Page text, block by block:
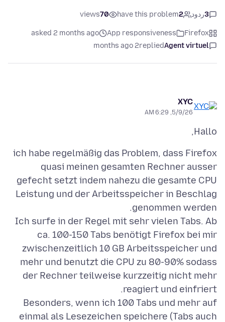
3ردود 2
have this problem
70
views
Firefox
App responsiveness
asked 2 months ago
Agent virtuel
replied
2 months ago
XYC
5/9/26, 6:29 AM
Hallo,
ich habe regelmäßig das Problem, dass Firefox
quasi meinen gesamten Rechner ausser
gefecht setzt indem nahezu die gesamte CPU
Leistung und der Arbeitsspeicher in Beschlag
Ich surfe in der Regel mit sehr vielen Tabs. Ab
ca. 100-150 Tabs benötigt Firefox bei mir
zwischenzeitlich 10 GB Arbeitsspeicher und
mehr und benutzt die CPU zu 80-90% sodass
der Rechner teilweise kurzzeitig nicht mehr
Besonders, wenn ich 100 Tabs und mehr auf
einmal als Lesezeichen speichere (Tabs auch